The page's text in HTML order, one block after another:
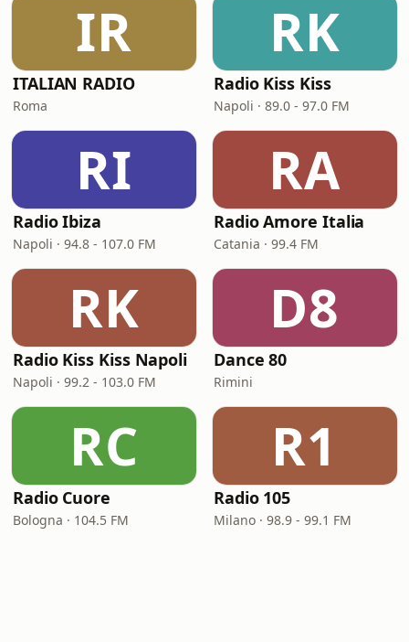
IR
ITALIAN RADIO
Roma
RK
Radio Kiss Kiss
Napoli · 89.0 - 97.0 FM
RI
Radio Ibiza
Napoli · 94.8 - 107.0 FM
RA
Radio Amore Italia
Catania · 99.4 FM
RK
Radio Kiss Kiss Napoli
Napoli · 99.2 - 103.0 FM
D8
Dance 80
Rimini
RC
Radio Cuore
Bologna · 104.5 FM
R1
Radio 105
Milano · 98.9 - 99.1 FM